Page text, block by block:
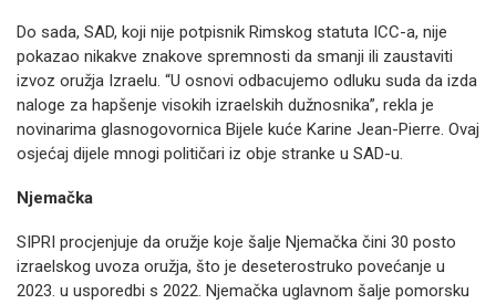
Do sada, SAD, koji nije potpisnik Rimskog statuta ICC-a, nije
pokazao nikakve znakove spremnosti da smanji ili zaustaviti
izvoz oružja Izraelu. “U osnovi odbacujemo odluku suda da izda
naloge za hapšenje visokih izraelskih dužnosnika”, rekla je
novinarima glasnogovornica Bijele kuće Karine Jean-Pierre. Ovaj
osjećaj dijele mnogi političari iz obje stranke u SAD-u.
Njemačka
SIPRI procjenjuje da oružje koje šalje Njemačka čini 30 posto
izraelskog uvoza oružja, što je deseterostruko povećanje u
2023. u usporedbi s 2022. Njemačka uglavnom šalje pomorsku